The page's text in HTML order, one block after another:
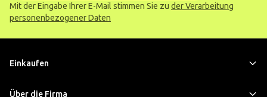
Mit der Eingabe Ihrer E-Mail stimmen Sie zu der Verarbeitung
personenbezogener Daten
Einkaufen
Über die Firma